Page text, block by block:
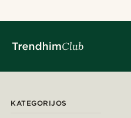
KATEGORIJOS